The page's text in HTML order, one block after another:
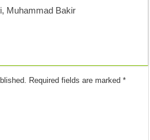
Muhammad Bakir
Required fields are marked*